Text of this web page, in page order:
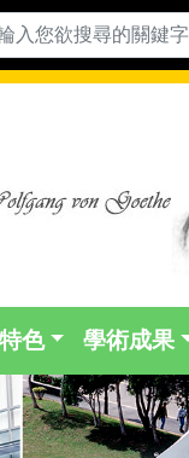
色 學術成果